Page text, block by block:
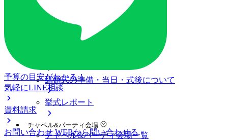
ブライダルフェアの基礎知識
結婚式の準備・当日・式後について
挙式レポート
チャペル&パーティ会場
チャペル&パーティ会場一覧
予算の目安がわかる！
気軽にLINE相談
資料請求
お問い合わせ WEBから問い合わせる